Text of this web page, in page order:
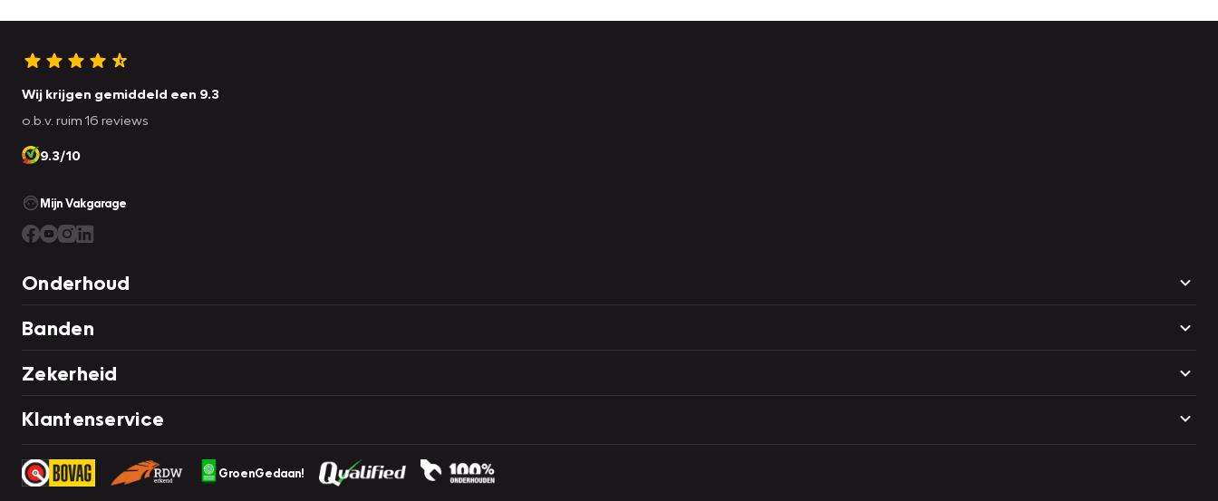
Wij krijgen gemiddeld een 9.3
o.b.v. ruim 16 reviews
9.3/10
Mijn Vakgarage
Onderhoud
Banden
Zekerheid
Klantenservice
GroenGedaan!